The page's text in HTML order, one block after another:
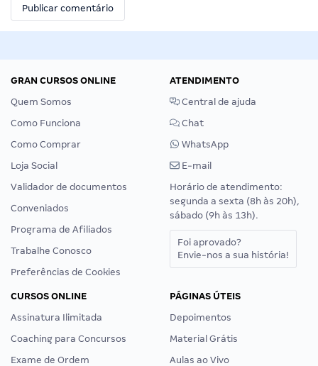
GRAN CURSOS ONLINE
Quem Somos
Como Funciona
Como Comprar
Loja Social
Validador de documentos
Conveniados
Programa de Afiliados
Trabalhe Conosco
Preferências de Cookies
ATENDIMENTO
Central de ajuda
Chat
WhatsApp
E-mail
Horário de atendimento:
segunda a sexta (8h às 20h),
sábado (9h às 13h).
Foi aprovado?
Envie-nos a sua história!
CURSOS ONLINE
Assinatura Ilimitada
Coaching para Concursos
Exame de Ordem
PÁGINAS ÚTEIS
Depoimentos
Material Grátis
Aulas ao Vivo